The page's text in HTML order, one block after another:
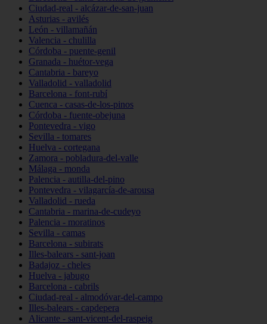
Ciudad-real - alcázar-de-san-juan
Asturias - avilés
León - villamañán
Valencia - chulilla
Córdoba - puente-genil
Granada - huétor-vega
Cantabria - bareyo
Valladolid - valladolid
Barcelona - font-rubí
Cuenca - casas-de-los-pinos
Córdoba - fuente-obejuna
Pontevedra - vigo
Sevilla - tomares
Huelva - cortegana
Zamora - pobladura-del-valle
Málaga - monda
Palencia - autilla-del-pino
Pontevedra - vilagarcía-de-arousa
Valladolid - rueda
Cantabria - marina-de-cudeyo
Palencia - moratinos
Sevilla - camas
Barcelona - subirats
Illes-balears - sant-joan
Badajoz - cheles
Huelva - jabugo
Barcelona - cabrils
Ciudad-real - almodóvar-del-campo
Illes-balears - capdepera
Alicante - sant-vicent-del-raspeig